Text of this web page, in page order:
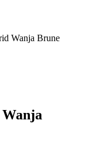
Wanja Brune